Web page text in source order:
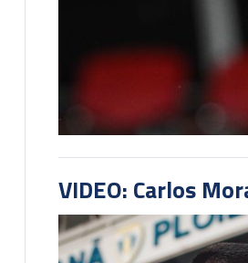
VIDEO: Carlos